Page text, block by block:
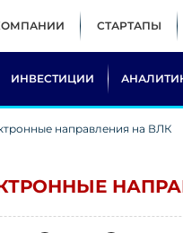
СТАРТАПЫ
ИНВЕСТИЦИИ
направления на ВЛК